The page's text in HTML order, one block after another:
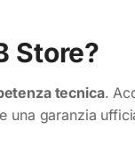
Store?
tecnica.
una garanzia